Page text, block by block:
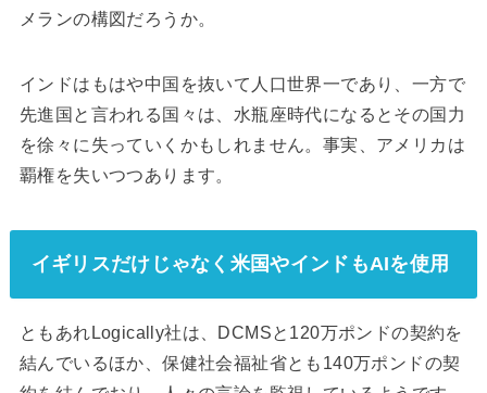
メランの構図だろうか。
インドはもはや中国を抜いて人口世界一であり、一方で
先進国と言われる国々は、水瓶座時代になるとその国力
を徐々に失っていくかもしれません。事実、アメリカは
覇権を失いつつあります。
イギリスだけじゃなく米国やインドもAIを使用
ともあれLogically社は、DCMSと120万ポンドの契約を
結んでいるほか、保健社会福祉省とも140万ポンドの契